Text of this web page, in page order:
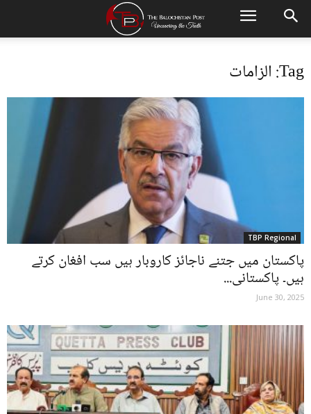
Tag: الزامات
TBP Regional
پاکستان میں جتنے ناجائز کاروبار ہیں سب افغان کرتے
ہیں۔ پاکستانی...
June 30, 2025